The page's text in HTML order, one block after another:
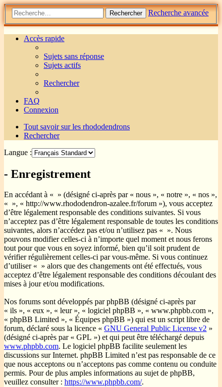
Rechercher Recherche avancée
Accès rapide
Sujets sans réponse
Sujets actifs
Rechercher
FAQ
Connexion
Tout savoir sur les rhododendrons
Rechercher
Langue :
- Enregistrement
En accédant à « » (désigné ci-après par « nous », « notre », « nos »,
« », « http://www.rhododendron-azalee.fr/forum »), vous acceptez
d’être légalement responsable des conditions suivantes. Si vous
n’acceptez pas d’être légalement responsable de toutes les conditions
suivantes, alors n’accédez pas et/ou n’utilisez pas « ». Nous
pouvons modifier celles-ci à n’importe quel moment et nous ferons
tout pour que vous en soyez informé, bien qu’il soit prudent de
vérifier régulièrement celles-ci par vous-même. Si vous continuez
d’utiliser « » alors que des changements ont été effectués, vous
acceptez d’être légalement responsable des conditions découlant des
mises à jour et/ou modifications.
Nos forums sont développés par phpBB (désigné ci-après par
« ils », « eux », « leur », « logiciel phpBB », « www.phpbb.com »,
« phpBB Limited », « Équipes phpBB ») qui est un script libre de
forum, déclaré sous la licence « GNU General Public License v2 »
(désigné ci-après par « GPL ») et qui peut être téléchargé depuis
www.phpbb.com. Le logiciel phpBB facilite seulement les
discussions sur Internet. phpBB Limited n’est pas responsable de ce
que nous acceptons ou n’acceptons pas comme contenu ou conduite
permis. Pour de plus amples informations au sujet de phpBB,
veuillez consulter : https://www.phpbb.com/.